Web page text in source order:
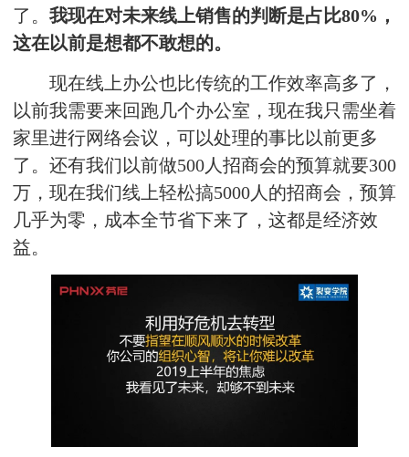
了。 我现在对未来线上销售的判断是占比80%，
这在以前是想都不敢想的。
现在线上办公也比传统的工作效率高多了，
以前我需要来回跑几个办公室，现在我只需坐着
家里进行网络会议，可以处理的事比以前更多
了。还有我们以前做500人招商会的预算就要300
万，现在我们线上轻松搞5000人的招商会，预算
几乎为零，成本全节省下来了，这都是经济效
益。